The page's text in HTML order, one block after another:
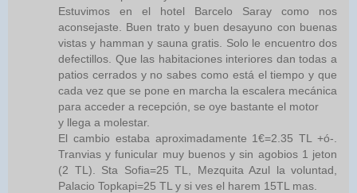
Estuvimos en el hotel Barcelo Saray como nos
aconsejaste. Buen trato y buen desayuno con buenas
vistas y hamman y sauna gratis. Solo le encuentro dos
defectillos. Que las habitaciones interiores dan todas a
patios cerrados y no sabes como está el tiempo y que
cada vez que se pone en marcha la escalera mecánica
para acceder a recepción, se oye bastante el motor
y llega a molestar.
El cambio estaba aproximadamente 1€=2.35 TL +ó-.
Tranvias y funicular muy buenos y sin agobios 1 jeton
(2 TL). Sta Sofia=25 TL, Mezquita Azul la voluntad,
Palacio Topkapi=25 TL y si ves el harem 15TL mas.